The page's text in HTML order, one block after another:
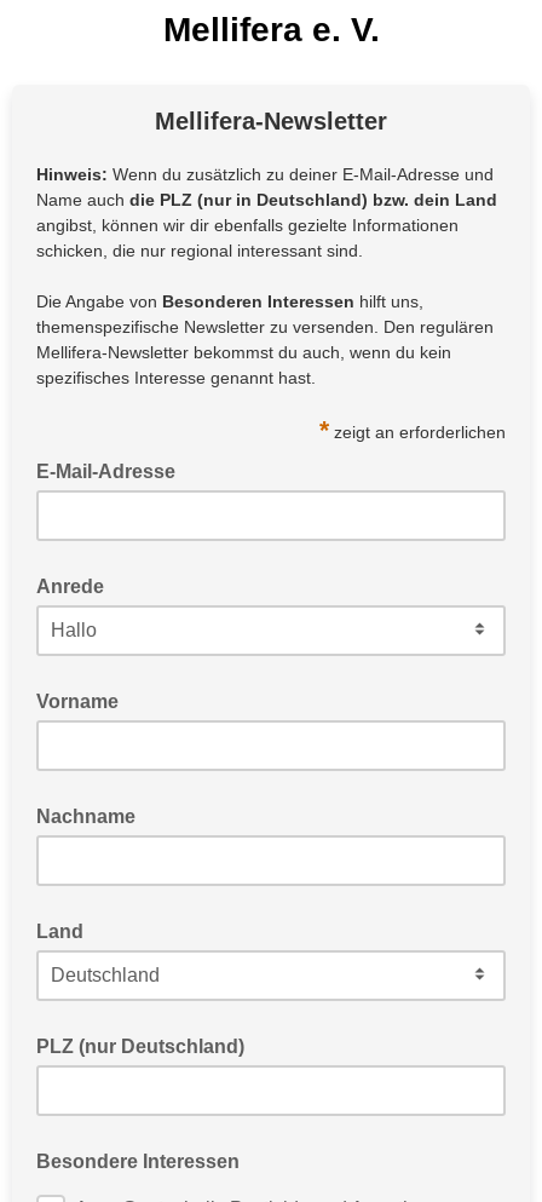
Mellifera e. V.
Mellifera-Newsletter
Hinweis: Wenn du zusätzlich zu deiner E-Mail-Adresse und
Name auch die PLZ (nur in Deutschland) bzw. dein Land
angibst, können wir dir ebenfalls gezielte Informationen
schicken, die nur regional interessant sind.
Die Angabe von Besonderen Interessen hilft uns,
themenspezifische Newsletter zu versenden. Den regulären
Mellifera-Newsletter bekommst du auch, wenn du kein
spezifisches Interesse genannt hast.
* zeigt an erforderlichen
E-Mail-Adresse
Anrede
Vorname
Nachname
Land
PLZ (nur Deutschland)
Besondere Interessen